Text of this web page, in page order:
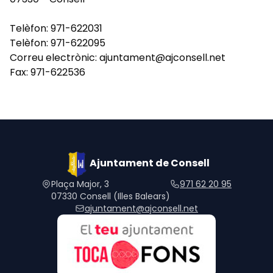
Telèfon: 971-622031
Telèfon: 971-622095
Correu electrònic: ajuntament@ajconsell.net
Fax: 971-622536
Ajuntament de Consell
Plaça Major, 3
07330 Consell (Illes Balears)
971 62 20 95
ajuntament@ajconsell.net